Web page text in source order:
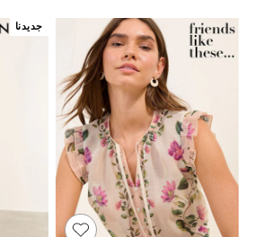
Coats & Jackets
Bags & Accessories
Shirts
Polo Shirts
Shop all
Shoes
Coats & Jackets
Bags
Polo Shirts
Blue
Black
White
Grey
جديدنا